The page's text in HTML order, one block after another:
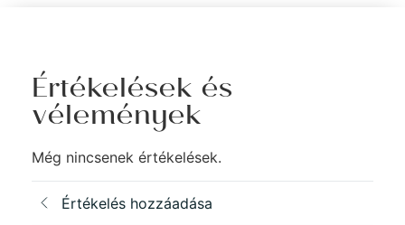
Értékelések és
vélemények
Még nincsenek értékelések.
Értékelés hozzáadása